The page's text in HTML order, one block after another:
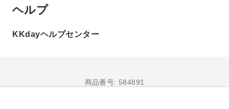
ヘルプ
KKdayヘルプセンター
商品番号: 584891